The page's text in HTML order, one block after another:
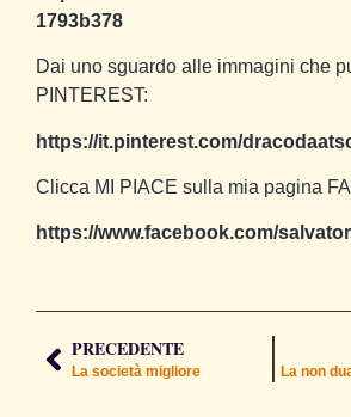
1793b378
Dai uno sguardo alle immagini che
PINTEREST:
https://it.pinterest.com/
Clicca MI PIACE sulla mia pagina
https://www.facebook.com/
PRECEDENTE
La società migliore La non